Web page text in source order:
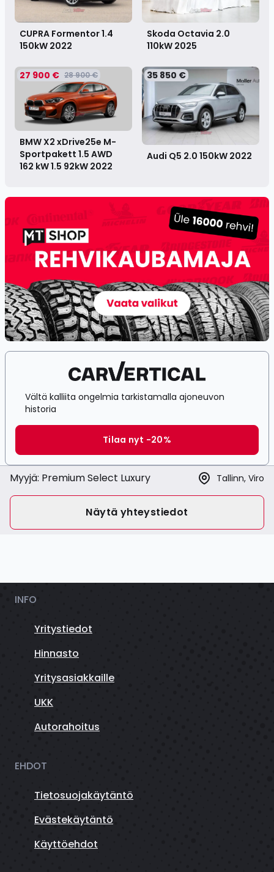
CUPRA Formentor 1.4
150kW 2022
Skoda Octavia 2.0
110kW 2025
27 900 € 28 900 €
BMW X2 xDrive25e M-
Sportpakett 1.5 AWD
162 kW 1.5 92kW 2022
35 850 €
Audi Q5 2.0 150kW 2022
Vältä kalliita ongelmia tarkistamalla ajoneuvon
historia
Tilaa nyt -20%
Myyjä: Premium Select Luxury Tallinn, Viro
Näytä yhteystiedot
INFO
Yritystiedot
Hinnasto
Yritysasiakkaille
UKK
Autorahoitus
EHDOT
Tietosuojakäytäntö
Evästekäytäntö
Käyttöehdot